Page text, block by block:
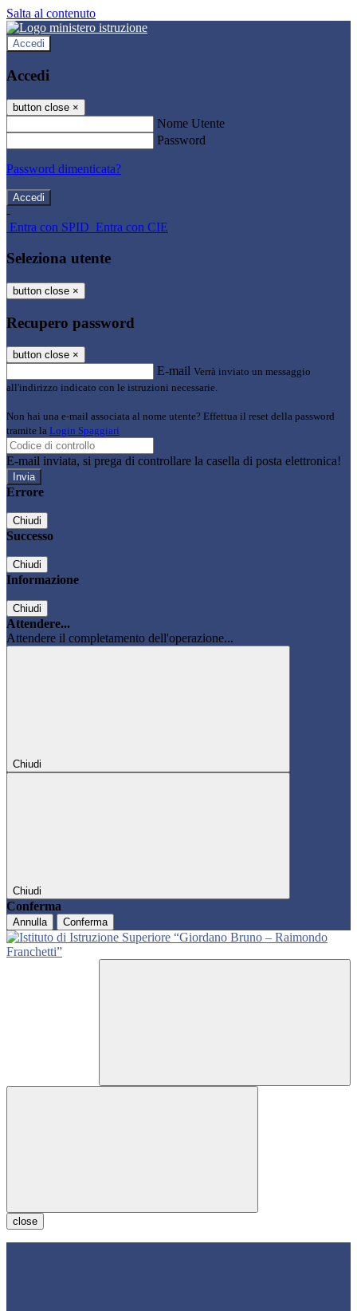
Salta al contenuto
Accedi
Accedi
button close ×
Nome Utente
Password
Password dimenticata?
-
Entra con SPID Entra con CIE
Seleziona utente
button close ×
Recupero password
button close ×
E-mail Verrà inviato un messaggio
all'indirizzo indicato con le istruzioni necessarie.
Non hai una e-mail associata al nome utente? Effettua il reset della password
tramite la Login Spaggiari
E-mail inviata, si prega di controllare la casella di posta elettronica!
Errore
Chiudi
Successo
Chiudi
Informazione
Chiudi
Attendere...
Attendere il completamento dell'operazione...
Chiudi
Chiudi
Conferma
Annulla Conferma
close